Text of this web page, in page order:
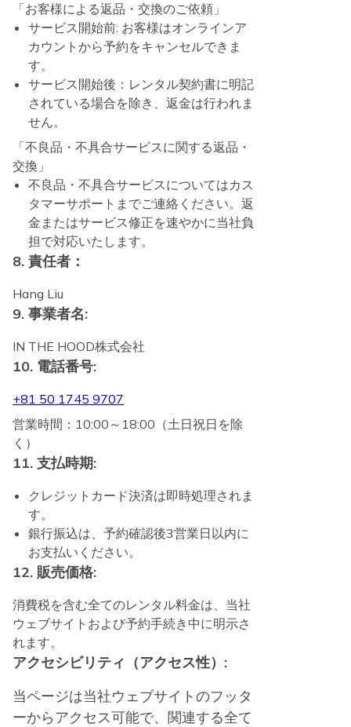
「お客様による返品・交換のご依頼」
サービス開始前: お客様はオンラインア
カウントから予約をキャンセルできま
す。
サービス開始後：レンタル契約書に明記
されている場合を除き、返金は行われま
せん。
「不良品・不具合サービスに関する返品・
交換」
不良品・不具合サービスについてはカス
タマーサポートまでご連絡ください。返
金またはサービス修正を速やかに当社負
担で対応いたします。
8. 責任者：
Hang Liu
9. 事業者名:
IN THE HOOD株式会社
10. 電話番号:
+81 50 1745 9707
営業時間：10:00～18:00（土日祝日を除
く）
11. 支払時期:
クレジットカード決済は即時処理されま
す。
銀行振込は、予約確認後3営業日以内に
お支払いください。
12. 販売価格:
消費税を含む全てのレンタル料金は、当社
ウェブサイトおよび予約手続き中に明示さ
れます。
アクセシビリティ（アクセス性）:
当ページは当社ウェブサイトのフッタ
ーからアクセス可能で、関連する全て